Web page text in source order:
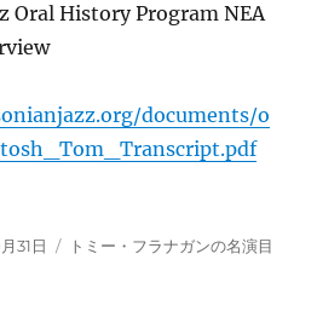
Oral History Program NEA
documents/o
31日
カ
トミー・フラナガンの名演目